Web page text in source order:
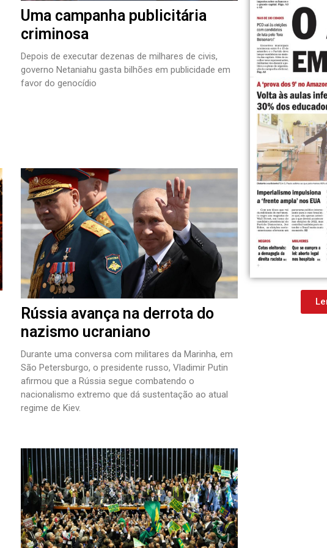
Uma campanha publicitária
criminosa
Depois de executar dezenas de milhares de civis,
governo Netaniahu gasta bilhões em publicidade em
favor do genocídio
Rússia avança na derrota do
nazismo ucraniano
Durante uma conversa com militares da Marinha, em
São Petersburgo, o presidente russo, Vladimir Putin
afirmou que a Rússia segue combatendo o
nacionalismo extremo que dá sustentação ao atual
regime de Kiev.